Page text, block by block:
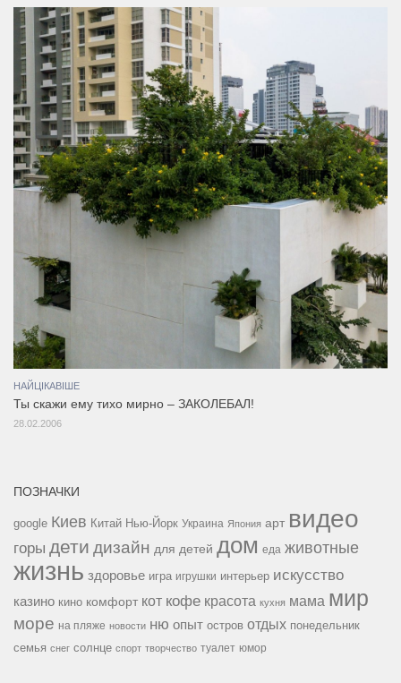
НАЙЦІКАВІШЕ
Ты скажи ему тихо мирно – ЗАКОЛЕБАЛ!
28.02.2006
ПОЗНАЧКИ
google Киев Китай Нью-Йорк Украина Япония арт видео
горы дети дизайн для детей дом еда животные
жизнь здоровье игра игрушки интерьер искусство
казино кино комфорт кот кофе красота кухня мама мир
море на пляже новости ню опыт остров отдых понедельник
семья снег солнце спорт творчество туалет юмор